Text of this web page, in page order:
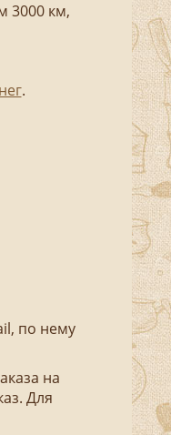
3000 км,
.
по нему
на
Для